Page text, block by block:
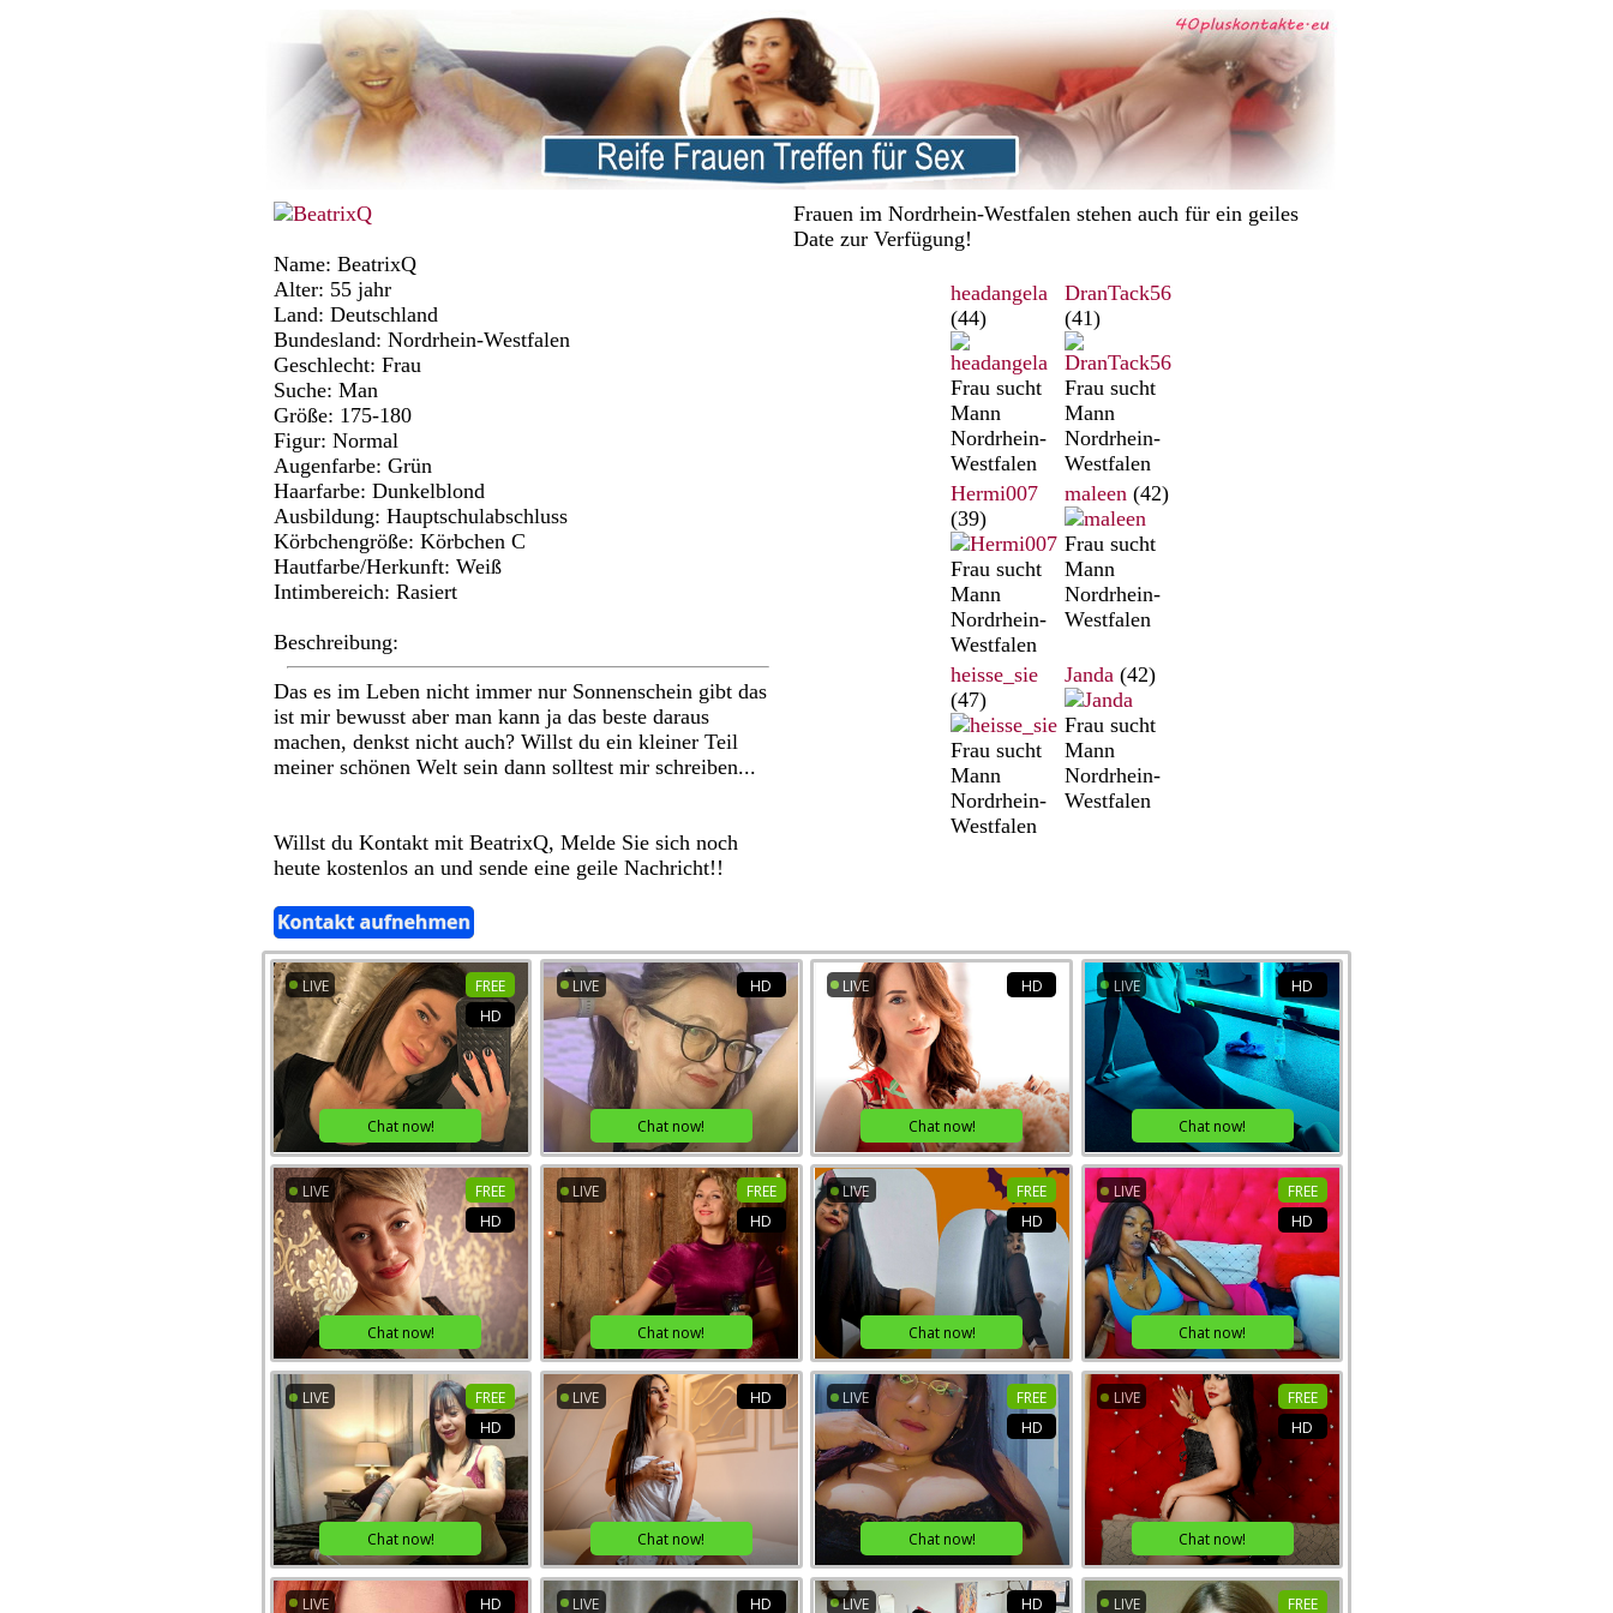
Name: BeatrixQ
Alter: 55 jahr
Land: Deutschland
Bundesland: Nordrhein-Westfalen
Geschlecht: Frau
Suche: Man
Größe: 175-180
Figur: Normal
Augenfarbe: Grün
Haarfarbe: Dunkelblond
Ausbildung: Hauptschulabschluss
Körbchengröße: Körbchen C
Hautfarbe/Herkunft: Weiß
Intimbereich: Rasiert
Beschreibung:
Das es im Leben nicht immer nur Sonnenschein gibt das
ist mir bewusst aber man kann ja das beste daraus
machen, denkst nicht auch? Willst du ein kleiner Teil
meiner schönen Welt sein dann solltest mir schreiben...
Willst du Kontakt mit BeatrixQ, Melde Sie sich noch
heute kostenlos an und sende eine geile Nachricht!!
Frauen im Nordrhein-Westfalen stehen auch für ein geiles
Date zur Verfügung!
headangela
(44)
Frau sucht
Mann
Nordrhein-
Westfalen
DranTack56
(41)
Frau sucht
Mann
Nordrhein-
Westfalen
Hermi007
(39)
Frau sucht
Mann
Nordrhein-
Westfalen
maleen(42)
Frau sucht
Mann
Nordrhein-
Westfalen
heisse_sie
(47)
Frau sucht
Mann
Nordrhein-
Westfalen
Janda(42)
Frau sucht
Mann
Nordrhein-
Westfalen